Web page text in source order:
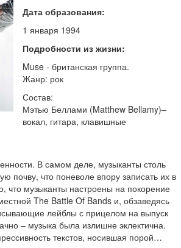
Дата образования:
1 января 1994
Подробности из жизни:
Muse - британская группа.
Жанр: рок
Состав:
Мэтью Беллами (Matthew Bellamy)–
вокал, гитара, клавишные
В самом деле, музыканты столь
почву, что поневоле впору записать их в
что музыканты настроены на покорение
The Battle Of Bands и, обзаведясь
лейблы с прицелом на выпуск
– музыка была излишне эклектична.
текстов, носившая порой…